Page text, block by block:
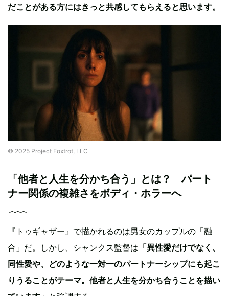
だことがある方にはきっと共感してもらえると思います。
© 2025 Project Foxtrot, LLC
「他者と人生を分かち合う」とは？ パート
ナー関係の複雑さをボディ・ホラーへ
『トゥギャザー』で描かれるのは男女のカップルの「融
合」だ。しかし、シャンクス監督は 「異性愛だけでなく、
同性愛や、どのような一対一のパートナーシップにも起こ
りうることがテーマ。他者と人生を分かち合うことを描い